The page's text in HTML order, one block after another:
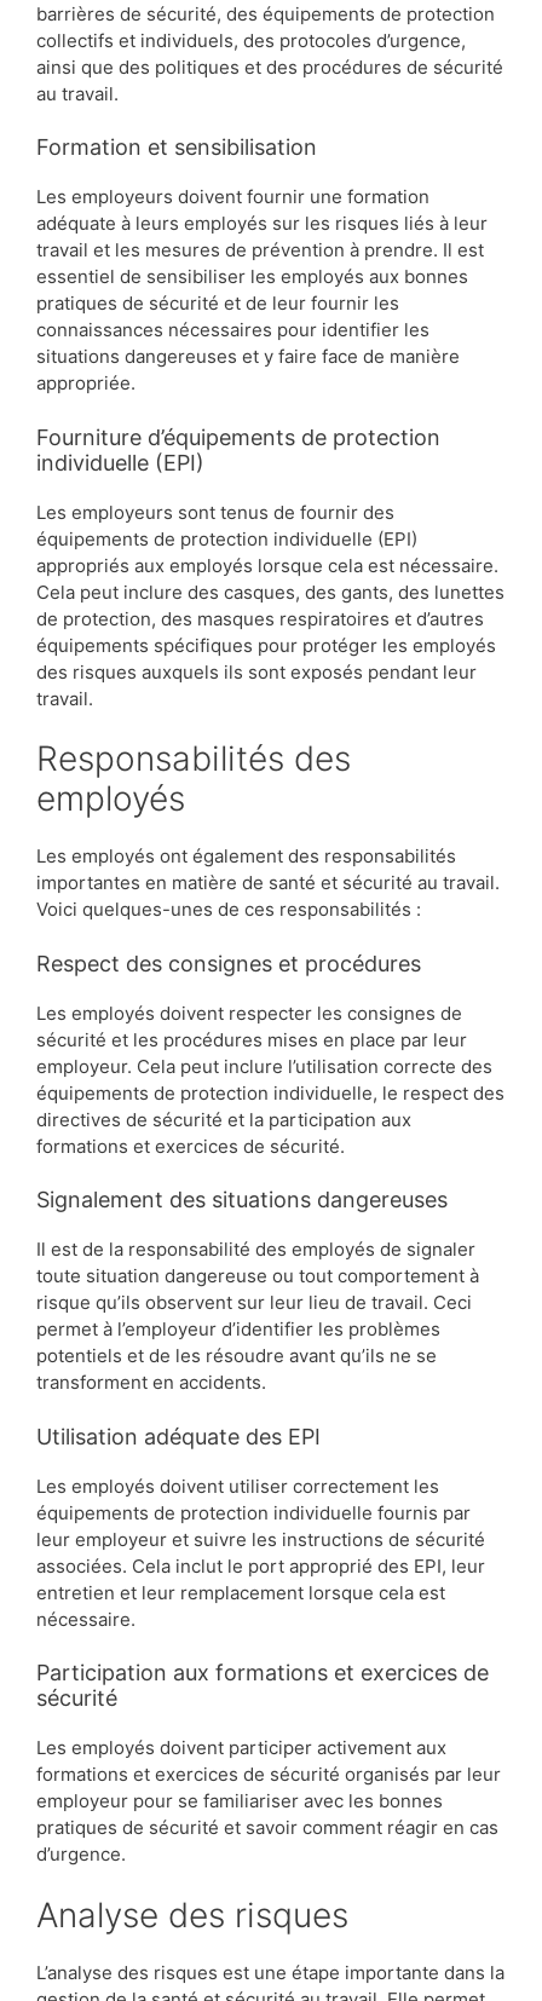
barrières de sécurité, des équipements de protection
collectifs et individuels, des protocoles d’urgence,
ainsi que des politiques et des procédures de sécurité
au travail.
Formation et sensibilisation
Les employeurs doivent fournir une formation
adéquate à leurs employés sur les risques liés à leur
travail et les mesures de prévention à prendre. Il est
essentiel de sensibiliser les employés aux bonnes
pratiques de sécurité et de leur fournir les
connaissances nécessaires pour identifier les
situations dangereuses et y faire face de manière
appropriée.
Fourniture d’équipements de protection
individuelle (EPI)
Les employeurs sont tenus de fournir des
équipements de protection individuelle (EPI)
appropriés aux employés lorsque cela est nécessaire.
Cela peut inclure des casques, des gants, des lunettes
de protection, des masques respiratoires et d’autres
équipements spécifiques pour protéger les employés
des risques auxquels ils sont exposés pendant leur
travail.
Responsabilités des
employés
Les employés ont également des responsabilités
importantes en matière de santé et sécurité au travail.
Voici quelques-unes de ces responsabilités :
Respect des consignes et procédures
Les employés doivent respecter les consignes de
sécurité et les procédures mises en place par leur
employeur. Cela peut inclure l’utilisation correcte des
équipements de protection individuelle, le respect des
directives de sécurité et la participation aux
formations et exercices de sécurité.
Signalement des situations dangereuses
Il est de la responsabilité des employés de signaler
toute situation dangereuse ou tout comportement à
risque qu’ils observent sur leur lieu de travail. Ceci
permet à l’employeur d’identifier les problèmes
potentiels et de les résoudre avant qu’ils ne se
transforment en accidents.
Utilisation adéquate des EPI
Les employés doivent utiliser correctement les
équipements de protection individuelle fournis par
leur employeur et suivre les instructions de sécurité
associées. Cela inclut le port approprié des EPI, leur
entretien et leur remplacement lorsque cela est
nécessaire.
Participation aux formations et exercices de
sécurité
Les employés doivent participer activement aux
formations et exercices de sécurité organisés par leur
employeur pour se familiariser avec les bonnes
pratiques de sécurité et savoir comment réagir en cas
d’urgence.
Analyse des risques
L’analyse des risques est une étape importante dans la